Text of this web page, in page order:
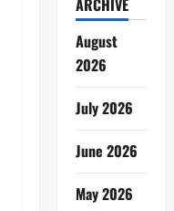
August
2026
July 2026
June 2026
May 2026